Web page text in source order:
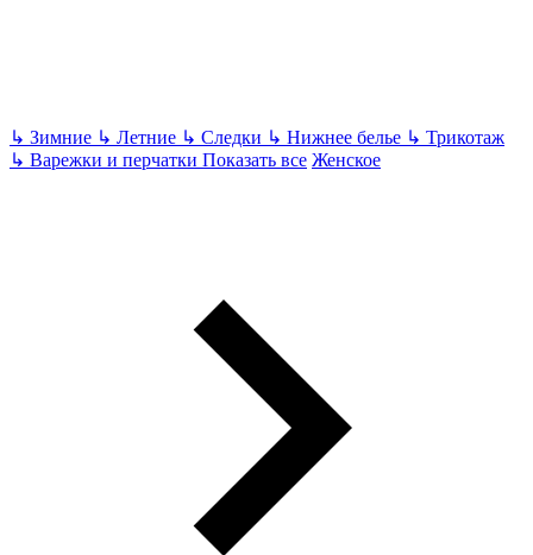
↳ Зимние ↳ Летние ↳ Следки ↳ Нижнее белье ↳ Трикотаж
↳ Варежки и перчатки Показать все Женское